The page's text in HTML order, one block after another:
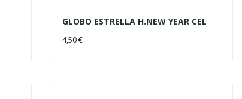
GLOBO ESTRELLA H.NEW YEAR CEL
4,50 €